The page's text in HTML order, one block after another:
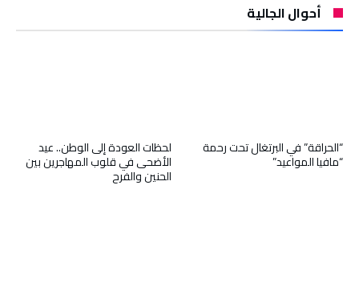
أحوال الجالية
لحظات العودة إلى الوطن.. عيد
الأضحى في قلوب المهاجرين بين
الحنين والفرح
“الحراقة” في البرتغال تحت رحمة
“مافيا المواعيد”